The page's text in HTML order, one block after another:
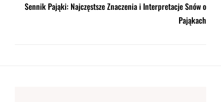
Sennik Pająki: Najczęstsze Znaczenia i Interpretacje Snów o
Pająkach